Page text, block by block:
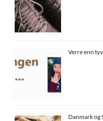
Verre enn
Danmark og